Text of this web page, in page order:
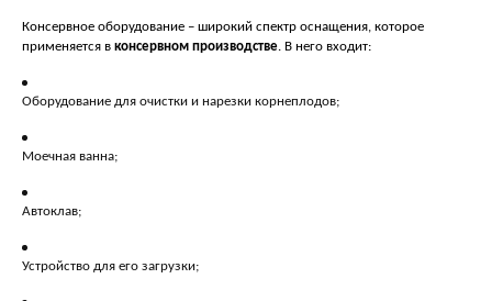
Консервное оборудование – широкий спектр оснащения, которое
применяется в консервном производстве. В него входит:
Оборудование для очистки и нарезки корнеплодов;
Моечная ванна;
Автоклав;
Устройство для его загрузки;